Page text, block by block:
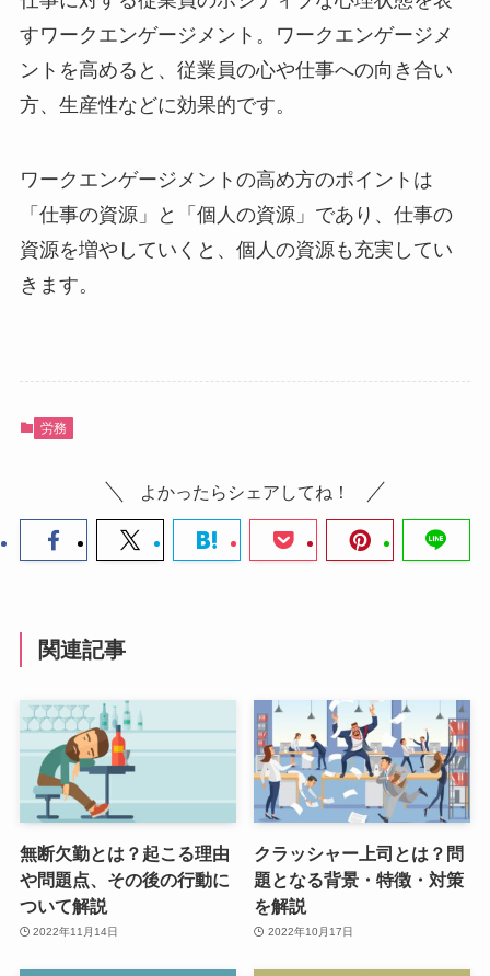
すワークエンゲージメント。ワークエンゲージメ
ントを高めると、従業員の心や仕事への向き合い
方、生産性などに効果的です。
ワークエンゲージメントの高め方のポイントは
「仕事の資源」と「個人の資源」であり、仕事の
資源を増やしていくと、個人の資源も充実してい
きます。
労務
よかったらシェアしてね！
関連記事
無断欠勤とは？起こる理由
や問題点、その後の行動に
ついて解説
2022年11月14日
クラッシャー上司とは？問
題となる背景・特徴・対策
を解説
2022年10月17日